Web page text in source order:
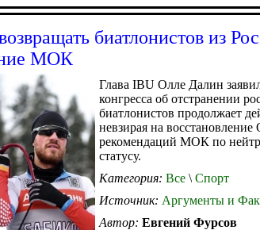
биатлонистов из
МОК
Глава IBU Олле Далин
конгресса об отстранении
биатлонистов продолжает
невзирая на
рекомендаций МОК по
статусу.
Категория: Все \ Спорт
Источник: Аргументы и
Автор: Евгений Фурсов